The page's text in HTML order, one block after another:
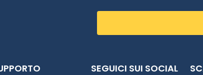
SEGUICI SUI SOCIAL